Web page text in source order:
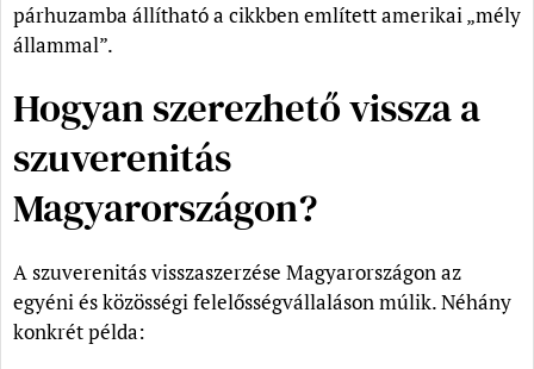
párhuzamba állítható a cikkben említett amerikai „mély
állammal”.
Hogyan szerezhető vissza a
szuverenitás
Magyarországon?
A szuverenitás visszaszerzése Magyarországon az
egyéni és közösségi felelősségvállaláson múlik. Néhány
konkrét példa: